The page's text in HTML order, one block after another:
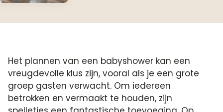
Het plannen van een babyshower kan een
vreugdevolle klus zijn, vooral als je een grote
groep gasten verwacht. Om iedereen
betrokken en vermaakt te houden, zijn